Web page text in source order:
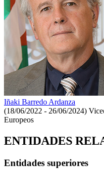
Iñaki Barredo Ardanza
(18/06/2022 - 26/06/2024)
Europeos
ENTIDADES
Entidades superiores